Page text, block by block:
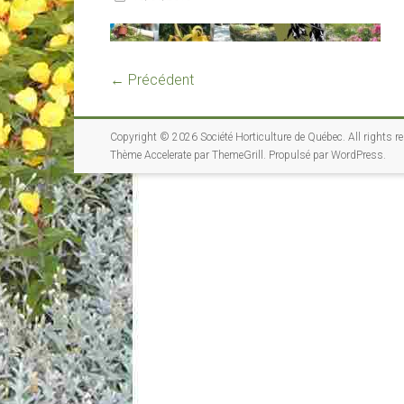
← Précédent
Copyright © 2026 Société Horticulture de Québec. All rights
Thème Accelerate par ThemeGrill. Propulsé par WordPress.